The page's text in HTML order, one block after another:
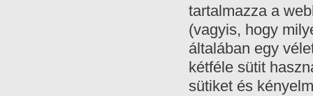
tartalmazza a
(vagyis, hogy
általában egy
kétféle sütit
sütiket és